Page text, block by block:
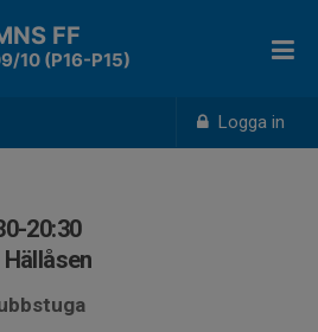
Logga in
FF
10 (P16-P15)
20:30